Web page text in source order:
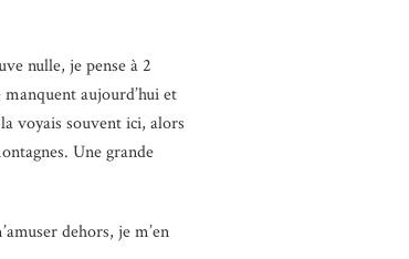
nulle, je pense à 2
manquent aujourd’hui et
voyais souvent ici, alors
Une grande
dehors, je m’en